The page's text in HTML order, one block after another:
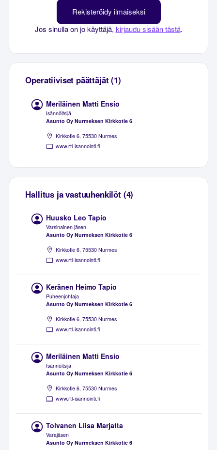
Rekisteröidy ilmaiseksi
Jos sinulla on jo käyttäjä, kirjaudu sisään tästä.
Operatiiviset päättäjät (1)
Meriläinen Matti Ensio
Isännöitsijä
Asunto Oy Nurmeksen Kirkkotie 6
Kirkkotie 6, 75530 Nurmes
www.rtl-isannointi.fi
Hallitus ja vastuuhenkilöt (4)
Huusko Leo Tapio
Varsinainen jäsen
Asunto Oy Nurmeksen Kirkkotie 6
Kirkkotie 6, 75530 Nurmes
www.rtl-isannointi.fi
Keränen Heimo Tapio
Puheenjohtaja
Asunto Oy Nurmeksen Kirkkotie 6
Kirkkotie 6, 75530 Nurmes
www.rtl-isannointi.fi
Meriläinen Matti Ensio
Isännöitsijä
Asunto Oy Nurmeksen Kirkkotie 6
Kirkkotie 6, 75530 Nurmes
www.rtl-isannointi.fi
Tolvanen Liisa Marjatta
Varajäsen
Asunto Oy Nurmeksen Kirkkotie 6